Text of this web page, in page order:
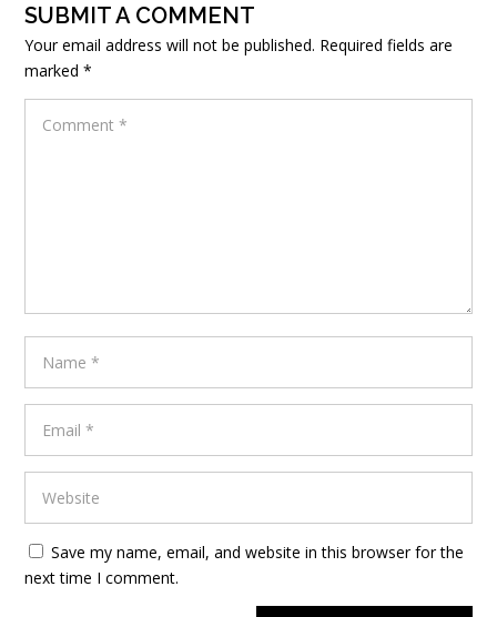
SUBMIT A COMMENT
Your email address will not be published. Required fields are
marked*
Save my name, email, and website in this browser for the
next time I comment.